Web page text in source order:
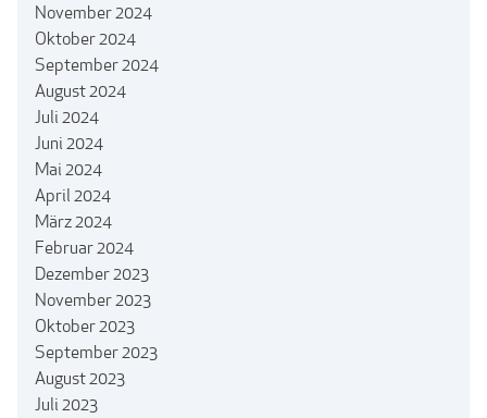
November 2024
Oktober 2024
September 2024
August 2024
Juli 2024
Juni 2024
Mai 2024
April 2024
März 2024
Februar 2024
Dezember 2023
November 2023
Oktober 2023
September 2023
August 2023
Juli 2023